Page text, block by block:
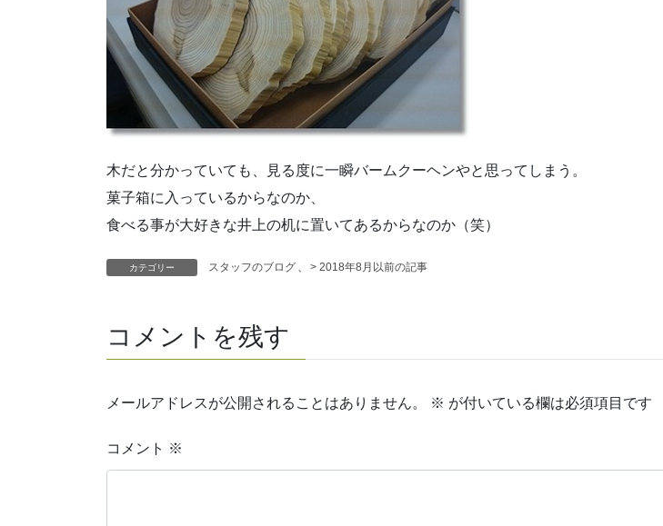
木だと分かっていても、見る度に一瞬バームクーヘンやと思ってしまう。
菓子箱に入っているからなのか、
食べる事が大好きな井上の机に置いてあるからなのか（笑）
カテゴリー スタッフのブログ > 2018年8月以前の記事
コメントを残す
メールアドレスが公開されることはありません。 ※ が付いている欄は必須項目です
コメント ※